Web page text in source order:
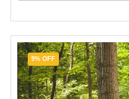
9% OFF